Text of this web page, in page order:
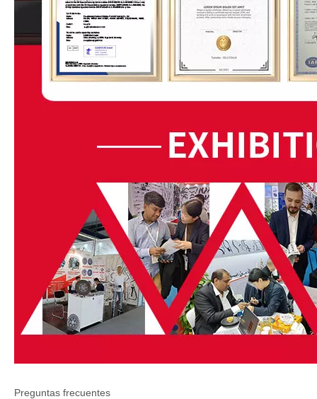
Preguntas frecuentes